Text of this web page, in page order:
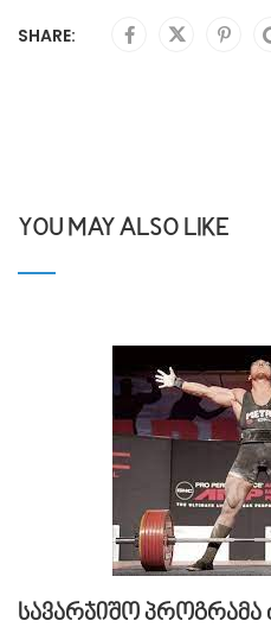
SHARE:
YOU MAY ALSO LIKE
სავარჯიშო პროგრამა